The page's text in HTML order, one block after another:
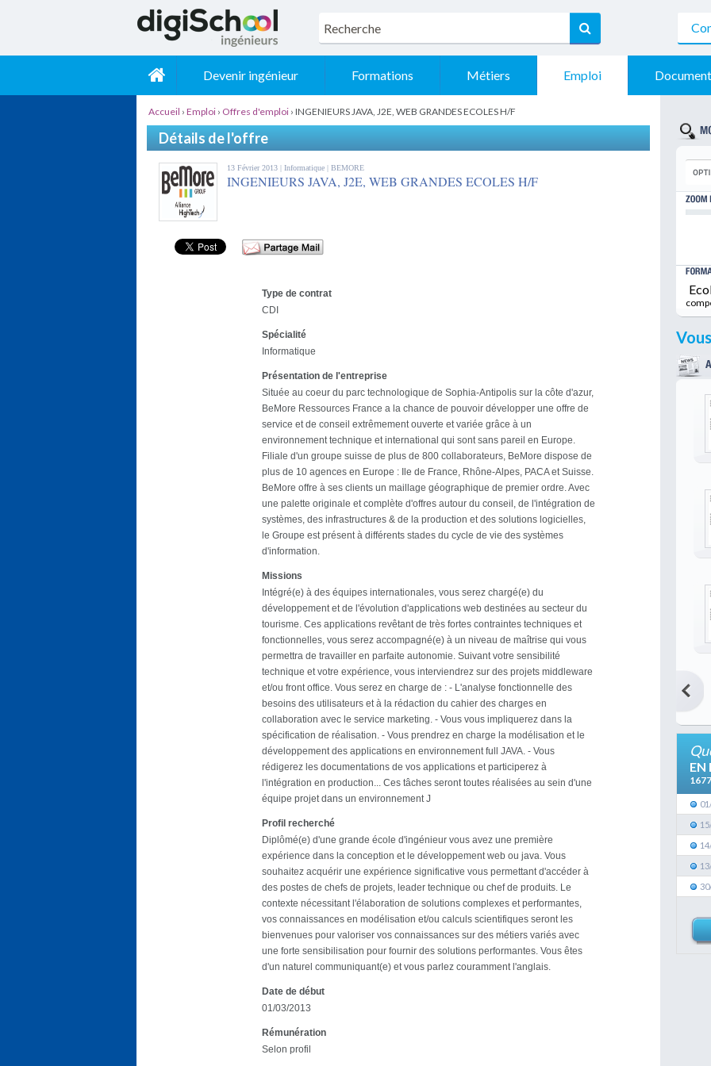
Devenir ingénieur Formations Métiers Emploi
Accueil ›Emploi › Offres d'emploi ›INGENIEURS JAVA, J2E, WEB GRANDES ECOLES H/F
Détails de l'offre
13 Février 2013 |Informatique| BEMORE
INGENIEURS JAVA, J2E, WEB GRANDES ECOLES H/F
Type de contrat
CDI
Spécialité
Informatique
Présentation de l'entreprise
Située au coeur du parc technologique de Sophia-Antipolis sur la côte d'azur,
BeMore Ressources France a la chance de pouvoir développer une offre de
service et de conseil extrêmement ouverte et variée grâce à un
environnement technique et international qui sont sans pareil en Europe.
Filiale d'un groupe suisse de plus de 800 collaborateurs, BeMore dispose de
plus de 10 agences en Europe : Ile de France, Rhône-Alpes, PACA et Suisse.
BeMore offre à ses clients un maillage géographique de premier ordre. Avec
une palette originale et complète d'offres autour du conseil, de l'intégration de
systèmes, des infrastructures & de la production et des solutions logicielles,
le Groupe est présent à différents stades du cycle de vie des systèmes
d'information.
Missions
Intégré(e) à des équipes internationales, vous serez chargé(e) du
développement et de l'évolution d'applications web destinées au secteur du
tourisme. Ces applications revêtant de très fortes contraintes techniques et
fonctionnelles, vous serez accompagné(e) à un niveau de maîtrise qui vous
permettra de travailler en parfaite autonomie. Suivant votre sensibilité
technique et votre expérience, vous interviendrez sur des projets middleware
et/ou front office. Vous serez en charge de : - L'analyse fonctionnelle des
besoins des utilisateurs et à la rédaction du cahier des charges en
collaboration avec le service marketing. - Vous vous impliquerez dans la
spécification de réalisation. - Vous prendrez en charge la modélisation et le
développement des applications en environnement full JAVA. - Vous
rédigerez les documentations de vos applications et participerez à
l'intégration en production... Ces tâches seront toutes réalisées au sein d'une
équipe projet dans un environnement J
Profil recherché
Diplômé(e) d'une grande école d'ingénieur vous avez une première
expérience dans la conception et le développement web ou java. Vous
souhaitez acquérir une expérience significative vous permettant d'accéder à
des postes de chefs de projets, leader technique ou chef de produits. Le
contexte nécessitant l'élaboration de solutions complexes et performantes,
vos connaissances en modélisation et/ou calculs scientifiques seront les
bienvenues pour valoriser vos connaissances sur des métiers variés avec
une forte sensibilisation pour fournir des solutions performantes. Vous êtes
d'un naturel communiquant(e) et vous parlez couramment l'anglais.
Date de début
01/03/2013
Rémunération
Selon profil
EN